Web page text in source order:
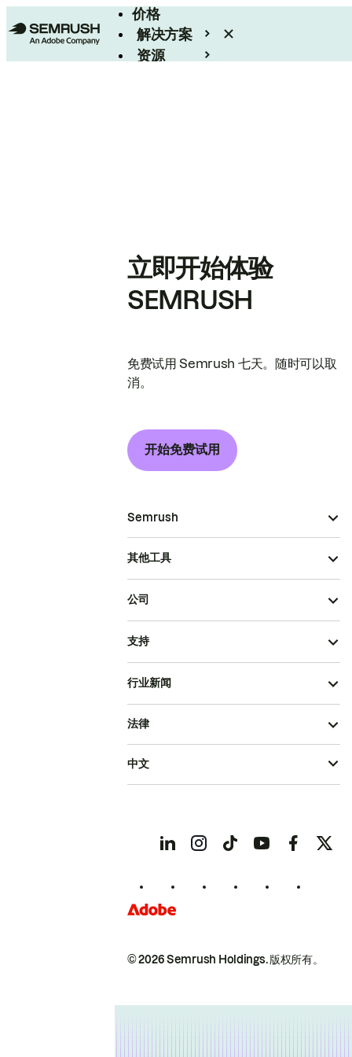
价格
解决方案
资源
立即开始体验
SEMRUSH
免费试用 Semrush 七天。随时可以取
消。
开始免费试用
Semrush
其他工具
公司
支持
行业新闻
© 2026 Semrush Holdings.版权所有。
法律
中文